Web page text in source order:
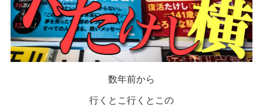
数年前から
行くとこ行くとこの